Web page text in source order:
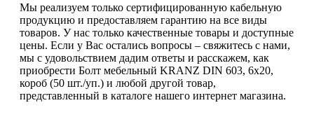
Мы реализуем только сертифицированную кабельную
продукцию и предоставляем гарантию на все виды
товаров. У нас только качественные товары и доступные
цены. Если у Вас остались вопросы – свяжитесь с нами,
мы с удовольствием дадим ответы и расскажем, как
приобрести Болт мебельный KRANZ DIN 603, 6х20,
короб (50 шт./уп.) и любой другой товар,
представленный в каталоге нашего интернет магазина.